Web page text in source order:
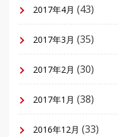
2017年4月 (43)
2017年3月 (35)
2017年2月 (30)
2017年1月 (38)
2016年12月 (33)